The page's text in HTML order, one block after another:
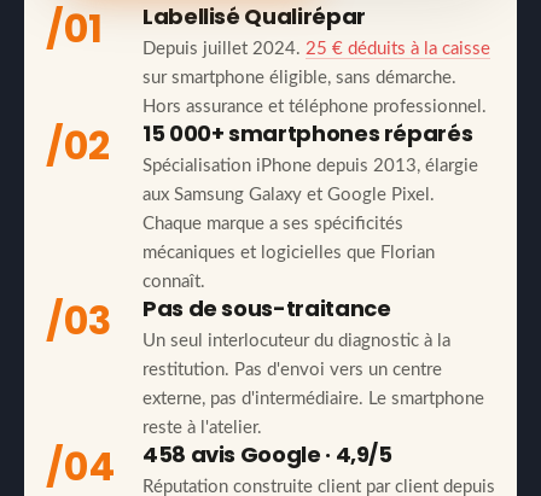
/01 Labellisé Qualirépar
Depuis juillet 2024. 25 € déduits à la caisse
sur smartphone éligible, sans démarche.
Hors assurance et téléphone professionnel.
/02 15 000+ smartphones réparés
Spécialisation iPhone depuis 2013, élargie
aux Samsung Galaxy et Google Pixel.
Chaque marque a ses spécificités
mécaniques et logicielles que Florian
connaît.
/03 Pas de sous-traitance
Un seul interlocuteur du diagnostic à la
restitution. Pas d'envoi vers un centre
externe, pas d'intermédiaire. Le smartphone
reste à l'atelier.
/04 458 avis Google · 4,9/5
Réputation construite client par client depuis